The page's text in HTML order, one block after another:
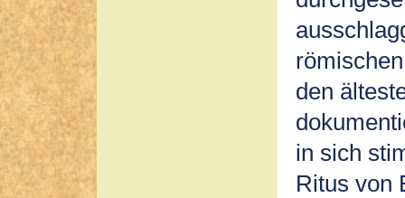
den
in sich
Ritus von